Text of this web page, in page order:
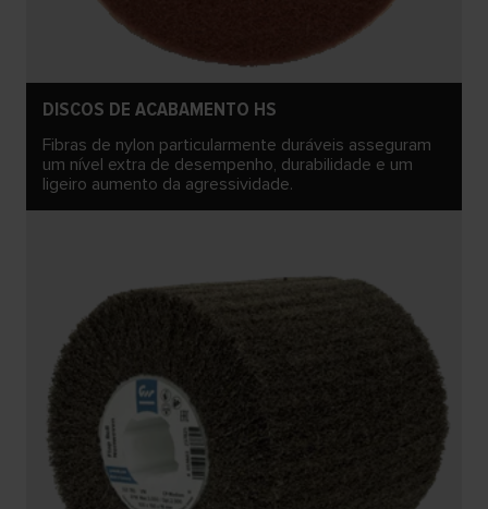
DISCOS DE ACABAMENTO HS
Fibras de nylon particularmente duráveis asseguram
um nível extra de desempenho, durabilidade e um
ligeiro aumento da agressividade.